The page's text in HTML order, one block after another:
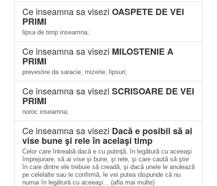
Ce inseamna sa visezi OASPETE DE VEI
PRIMI
lipsa de timp inseamna;
Ce inseamna sa visezi MILOSTENIE A
PRIMI
prevestire da saracie, mizerie, lipsuri;
Ce inseamna sa visezi SCRISOARE DE VEI
PRIMI
noroc inseamna;
Ce inseamna sa visezi Dacă e posibil să ai
vise bune şi rele în acelaşi timp
Celor care întreabă dacă e cu putinţă, în legătură cu aceeaşi
împrejurare, să ai vise şi bune, şi rele, şi care caută să ştie
în care dintre ele trebuie să creadă, şi dacă unele le anulează
pe celelalte sau le confirmă, le vei putea răspunde că nu
numai în legătură cu aceeaşi... (afla mai multe)